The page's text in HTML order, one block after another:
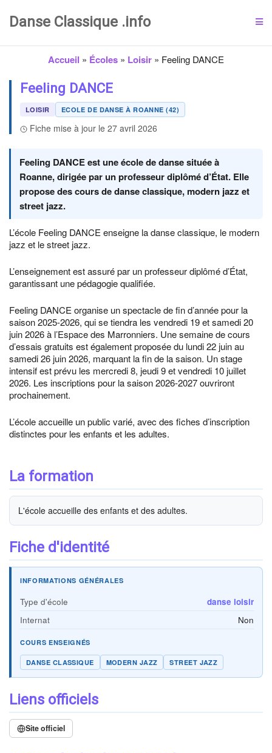
Danse Classique .info
Accueil » Écoles » Loisir » Feeling DANCE
Feeling DANCE
LOISIR ECOLE DE DANSE À ROANNE (42)
Fiche mise à jour le 27 avril 2026
Feeling DANCE est une école de danse située à
Roanne, dirigée par un professeur diplômé d’État. Elle
propose des cours de danse classique, modern jazz et
street jazz.
L’école Feeling DANCE enseigne la danse classique, le modern
jazz et le street jazz.
L’enseignement est assuré par un professeur diplômé d’État,
garantissant une pédagogie qualifiée.
Feeling DANCE organise un spectacle de fin d’année pour la
saison 2025-2026, qui se tiendra les vendredi 19 et samedi 20
juin 2026 à l’Espace des Marronniers. Une semaine de cours
d’essais gratuits est également proposée du lundi 22 juin au
samedi 26 juin 2026, marquant la fin de la saison. Un stage
intensif est prévu les mercredi 8, jeudi 9 et vendredi 10 juillet
2026. Les inscriptions pour la saison 2026-2027 ouvriront
prochainement.
L’école accueille un public varié, avec des fiches d’inscription
distinctes pour les enfants et les adultes.
La formation
L'école accueille des enfants et des adultes.
Fiche d'identité
INFORMATIONS GÉNÉRALES
Type d'école
danse loisir
Internat
Non
COURS ENSEIGNÉS
DANSE CLASSIQUE MODERN JAZZ STREET JAZZ
Liens officiels
Site officiel